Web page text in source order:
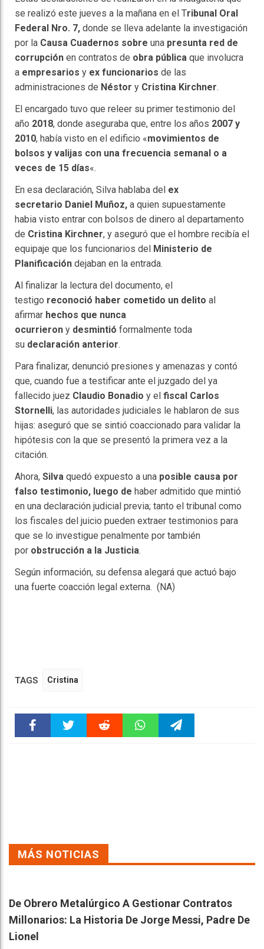
se realizó este jueves a la mañana en el Tribunal Oral
Federal Nro. 7, donde se lleva adelante la investigación
por la Causa Cuadernos sobre una presunta red de
corrupción en contratos de obra pública que involucra
a empresarios y ex funcionarios de las
administraciones de Néstor y Cristina Kirchner.
El encargado tuvo que releer su primer testimonio del
año 2018, donde aseguraba que, entre los años 2007 y
2010, había visto en el edificio «movimientos de
bolsos y valijas con una frecuencia semanal o a
veces de 15 días«.
En esa declaración, Silva hablaba del ex
secretario Daniel Muñoz, a quien supuestamente
habia visto entrar con bolsos de dinero al departamento
de Cristina Kirchner, y aseguró que el hombre recibía el
equipaje que los funcionarios del Ministerio de
Planificación dejaban en la entrada.
Al finalizar la lectura del documento, el
testigo reconoció haber cometido un delito al
afirmar hechos que nunca
ocurrieron y desmintió formalmente toda
su declaración anterior.
Para finalizar, denunció presiones y amenazas y contó
que, cuando fue a testificar ante el juzgado del ya
fallecido juez Claudio Bonadio y el fiscal Carlos
Stornelli, las autoridades judiciales le hablaron de sus
hijas: aseguró que se sintió coaccionado para validar la
hipótesis con la que se presentó la primera vez a la
citación.
Ahora, Silva quedó expuesto a una posible causa por
falso testimonio, luego de haber admitido que mintió
en una declaración judicial previa; tanto el tribunal como
los fiscales del juicio pueden extraer testimonios para
que se lo investigue penalmente por también
por obstrucción a la Justicia.
Según información, su defensa alegará que actuó bajo
una fuerte coacción legal externa. (NA)
TAGS Cristina
MÁS NOTICIAS
De Obrero Metalúrgico A Gestionar Contratos
Millonarios: La Historia De Jorge Messi, Padre De
Lionel